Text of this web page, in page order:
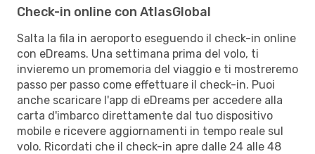
Check-in online con AtlasGlobal
Salta la fila in aeroporto eseguendo il check-in online
con eDreams. Una settimana prima del volo, ti
invieremo un promemoria del viaggio e ti mostreremo
passo per passo come effettuare il check-in. Puoi
anche scaricare l'app di eDreams per accedere alla
carta d'imbarco direttamente dal tuo dispositivo
mobile e ricevere aggiornamenti in tempo reale sul
volo. Ricordati che il check-in apre dalle 24 alle 48